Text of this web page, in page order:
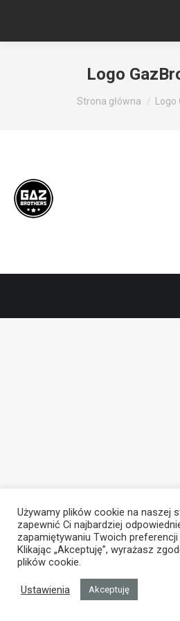
Logo
Jesteś tutaj:
Strona główna
Używamy plików cookie na naszej
zapewnić Ci najbardziej
zapamiętywaniu Twoich
Klikając „Akceptuję”, wyrażasz
plików cookie.
Ustawienia Akceptuję